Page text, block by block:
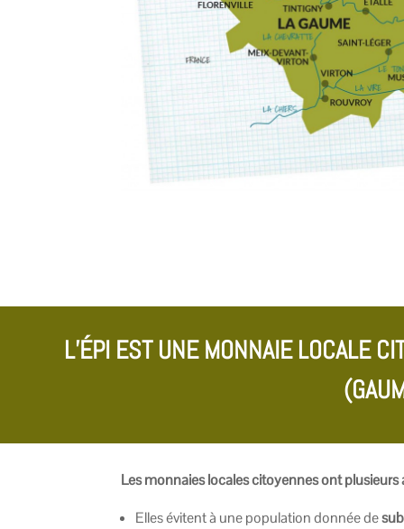
L’ÉPI EST UNE MONNAIE LOCALE
Les monnaies locales citoyennes ont plusieurs
Elles évitent à une population donnée de